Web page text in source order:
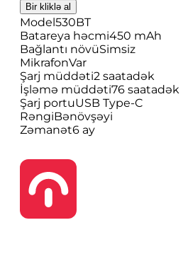
Bir kliklə al
BrendJBL
Model530BT
Batareya həcmi450 mAh
Bağlantı növüSimsiz
MikrafonVar
Şarj müddəti2 saatadək
İşləmə müddəti76 saatadək
Şarj portuUSB Type-C
RəngiBənövşəyi
Zəmanət6 ay